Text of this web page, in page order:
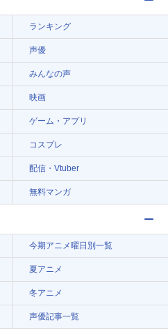
ランキング
声優
みんなの声
映画
ゲーム・アプリ
コスプレ
配信・Vtuber
無料マンガ
今期アニメ曜日別一覧
夏アニメ
冬アニメ
声優記事一覧